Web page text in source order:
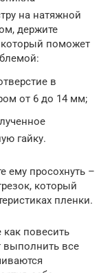
на натяжной
держите
поможет
в
от 6 до 14 мм;
гайку.
ему просохнуть –
который
пленки.
повесить
выполнить все